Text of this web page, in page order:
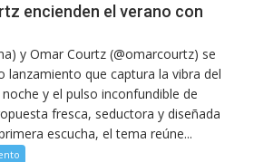
encienden el verano con
y Omar Courtz (@omarcourtz) se
lanzamiento que captura la vibra del
y el pulso inconfundible de
fresca, seductora y diseñada
escucha, el tema reúne...